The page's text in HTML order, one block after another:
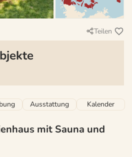
Teilen
Ausstattung Kalender
mit Sauna und